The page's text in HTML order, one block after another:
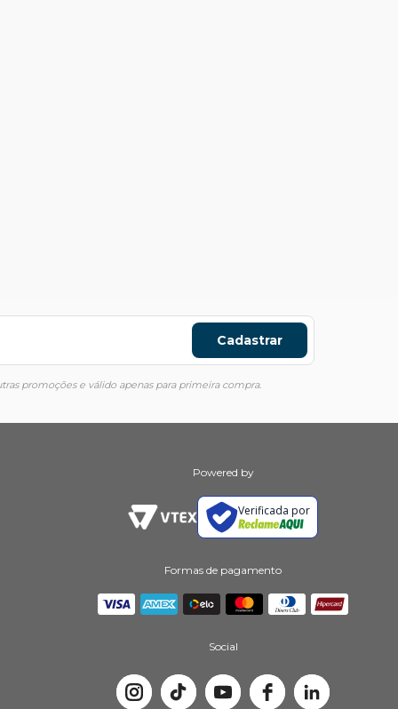
Cadastrar
promoções e válido apenas para primeira compra.
Powered by
Verificada por
Formas de pagamento
Social